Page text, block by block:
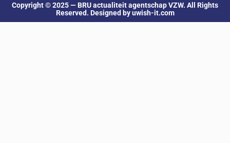
Copyright © 2025 — BRU actualiteit agentschap VZW. All Rights
Reserved. Designed by uwish-it.com